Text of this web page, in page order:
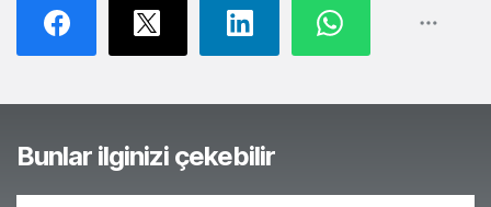
Bunlar ilginizi çekebilir